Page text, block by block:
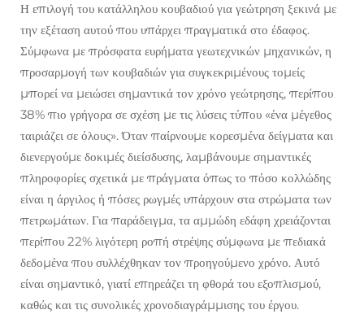
Η επιλογή του κατάλληλου κουβαδιού για γεώτρηση ξεκινά με
την εξέταση αυτού που υπάρχει πραγματικά στο έδαφος.
Σύμφωνα με πρόσφατα ευρήματα γεωτεχνικών μηχανικών, η
προσαρμογή των κουβαδιών για συγκεκριμένους τομείς
μπορεί να μειώσει σημαντικά τον χρόνο γεώτρησης, περίπου
38% πιο γρήγορα σε σχέση με τις λύσεις τύπου «ένα μέγεθος
ταιριάζει σε όλους». Όταν παίρνουμε κορεσμένα δείγματα και
διενεργούμε δοκιμές διείσδυσης, λαμβάνουμε σημαντικές
πληροφορίες σχετικά με πράγματα όπως το πόσο κολλώδης
είναι η άργιλος ή πόσες ρωγμές υπάρχουν στα στρώματα των
πετρωμάτων. Για παράδειγμα, τα αμμώδη εδάφη χρειάζονται
περίπου 22% λιγότερη ροπή στρέψης σύμφωνα με πεδιακά
δεδομένα που συλλέχθηκαν τον προηγούμενο χρόνο. Αυτό
είναι σημαντικό, γιατί επηρεάζει τη φθορά του εξοπλισμού,
καθώς και τις συνολικές χρονοδιαγράμμισης του έργου.